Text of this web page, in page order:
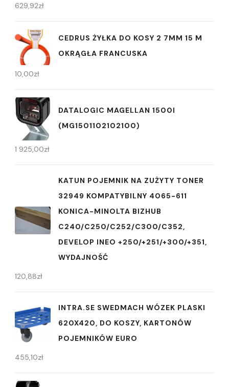
629,92zł
CEDRUS ŻYŁKA DO KOSY 2 7MM 15 M
OKRĄGŁA FRANCUSKA
10,00zł
DATALOGIC MAGELLAN 1500I
(MG1501102102100)
1 925,00zł
KATUN POJEMNIK NA ZUŻYTY TONER
32949 KOMPATYBILNY 4065-611
KONICA-MINOLTA BIZHUB
C240/C250/C252/C300/C352,
DEVELOP INEO +250/+251/+300/+351,
WYDAJNOŚĆ
120,88zł
INTRA.SE SWEDMACH WÓZEK PLASKI
620X420, DO KOSZY, KARTONÓW
POJEMNIKÓW EURO
455,10zł